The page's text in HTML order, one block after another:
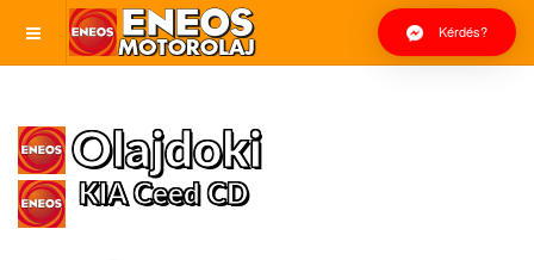
Kérdés?
Olajdoki
KIA Ceed CD